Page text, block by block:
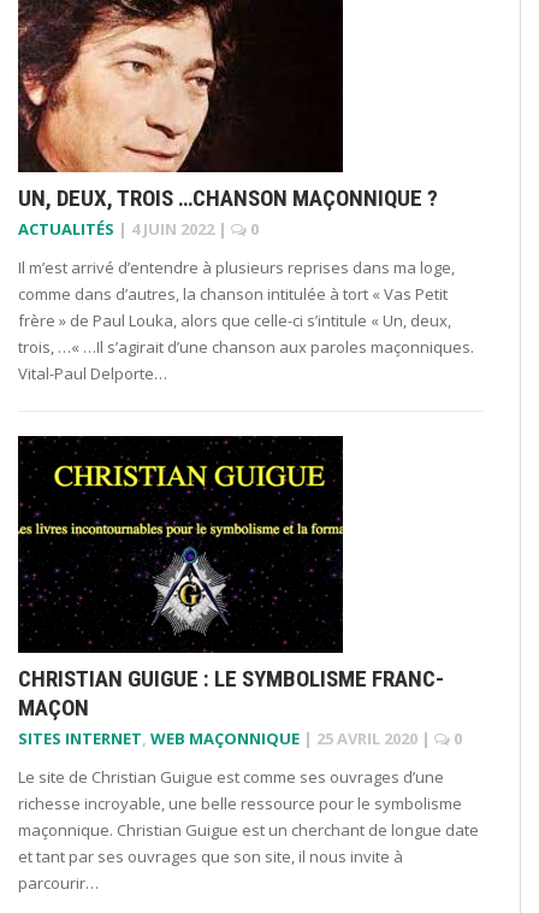
UN, DEUX, TROIS …CHANSON MAÇONNIQUE ?
ACTUALITÉS | 4 JUIN 2022 |
0
Il m’est arrivé d’entendre à plusieurs reprises dans ma loge,
comme dans d’autres, la chanson intitulée à tort « Vas Petit
frère » de Paul Louka, alors que celle-ci s’intitule « Un, deux,
trois, …« …Il s’agirait d’une chanson aux paroles maçonniques.
Vital-Paul Delporte…
CHRISTIAN GUIGUE : LE SYMBOLISME FRANC-
MAÇON
SITES INTERNET, WEB MAÇONNIQUE | 25 AVRIL 2020 |
0
Le site de Christian Guigue est comme ses ouvrages d’une
richesse incroyable, une belle ressource pour le symbolisme
maçonnique. Christian Guigue est un cherchant de longue date
et tant par ses ouvrages que son site, il nous invite à
parcourir…